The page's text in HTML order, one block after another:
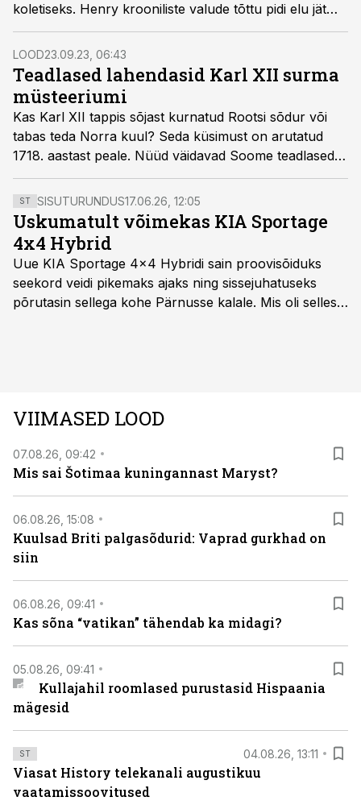
koletiseks. Henry krooniliste valude tõttu pidi elu jätma
kuni 70 000 britti.
LOOD23.09.23, 06:43
Teadlased lahendasid Karl XII surma
müsteeriumi
Kas Karl XII tappis sõjast kurnatud Rootsi sõdur või
tabas teda Norra kuul? Seda küsimust on arutatud
1718. aastast peale. Nüüd väidavad Soome teadlased,
et on saladuse lahendanud.
ST SISUTURUNDUS17.06.26, 12:05
Uskumatult võimekas KIA Sportage
4x4 Hybrid
Uue KIA Sportage 4x4 Hybridi sain proovisõiduks
seekord veidi pikemaks ajaks ning sissejuhatuseks
põrutasin sellega kohe Pärnusse kalale. Mis oli selles
VIIMASED LOOD
07.08.26, 09:42
Mis sai Šotimaa kuningannast Maryst?
06.08.26, 15:08
Kuulsad Briti palgasõdurid: Vaprad gurkhad on
siin
06.08.26, 09:41
Kas sõna “vatikan” tähendab ka midagi?
05.08.26, 09:41
Kullajahil roomlased purustasid Hispaania
mägesid
ST 04.08.26, 13:11
Viasat History telekanali augustikuu
vaatamissoovitused